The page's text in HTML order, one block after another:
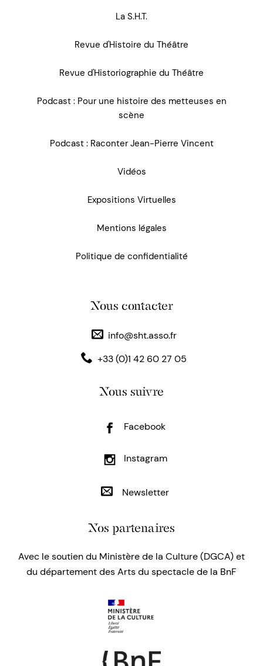
La S.H.T.
Revue d'Histoire du Théâtre
Revue d'Historiographie du Théâtre
Podcast : Pour une histoire des metteuses en
scène
Podcast : Raconter Jean-Pierre Vincent
Vidéos
Expositions Virtuelles
Mentions légales
Politique de confidentialité
Nous contacter
info@sht.asso.fr
+33 (0)1 42 60 27 05
Nous suivre
Facebook
Instagram
Newsletter
Nos partenaires
Avec le soutien du Ministère de la Culture (DGCA) et
du département des Arts du spectacle de la BnF